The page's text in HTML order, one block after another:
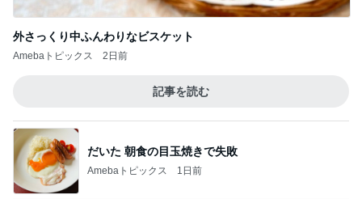
外さっくり中ふんわりなビスケット
Amebaトピックス 2日前
記事を読む
だいた 朝食の目玉焼きで失敗
Amebaトピックス 1日前